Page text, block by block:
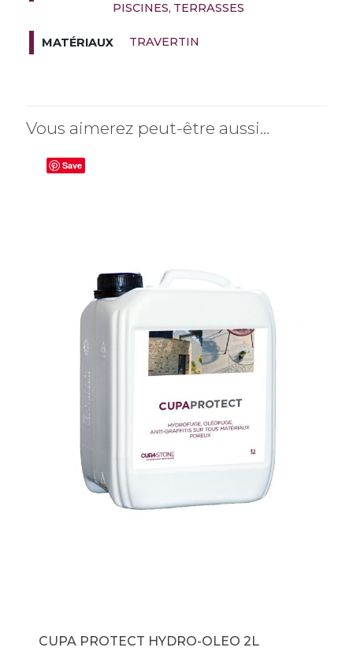
PISCINES TERRASSES
MATÉRIAUX TRAVERTIN
Vous aimerez peut-être aussi…
Save
CUPA PROTECT HYDRO-OLEO 2L